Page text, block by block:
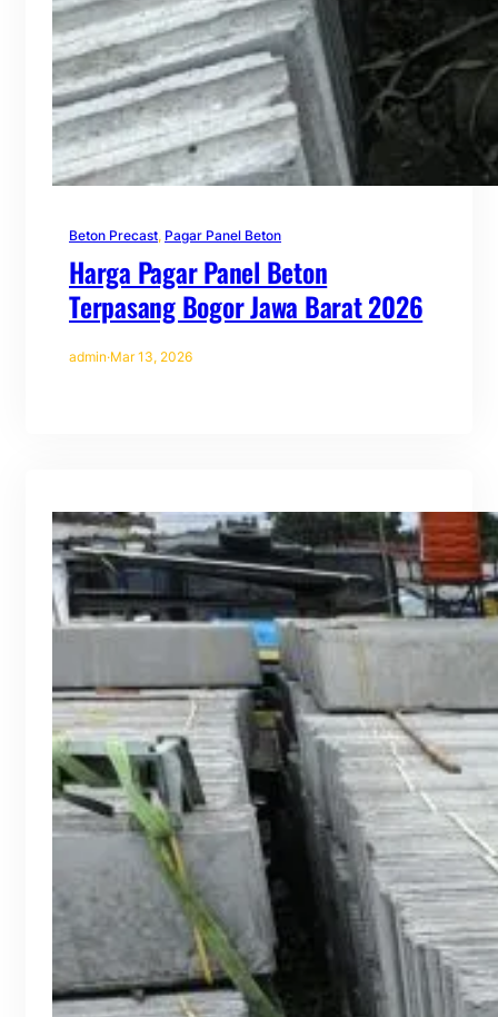
Beton Precast, Pagar Panel Beton
Harga Pagar Panel Beton
Terpasang Bogor Jawa Barat 2026
admin·Mar 13, 2026